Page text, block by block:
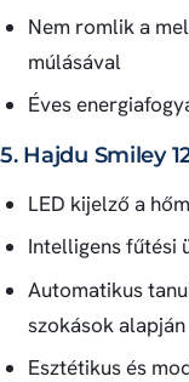
Nem romlik a
múlásával
Éves
5. Hajdu Smiley
LED kijelző a
Intelligens fűtési
Automatikus
szokások alapján
Esztétikus és